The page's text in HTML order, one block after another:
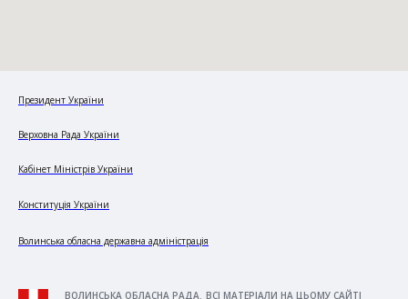
Президент України
Верховна Рада України
Кабінет Міністрів України
Конституція України
Волинська обласна державна адміністрація
ВОЛИНСЬКА ОБЛАСНА РАДА. ВСІ МАТЕРІАЛИ НА ЦЬОМУ САЙТІ